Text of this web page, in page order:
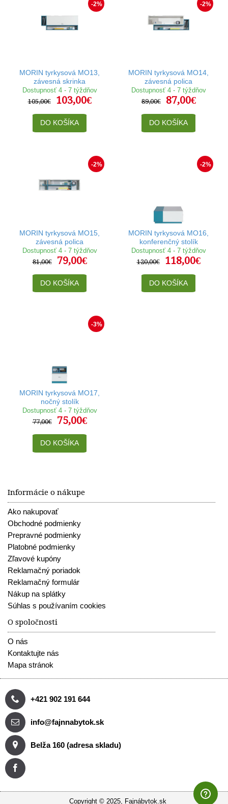
-2%
MORIN tyrkysová MO13,
závesná skrinka
Dostupnosť 4 - 7 týždňov
105,00€
103,00€
DO KOŠÍKA
-2%
MORIN tyrkysová MO14,
závesná polica
Dostupnosť 4 - 7 týždňov
89,00€
87,00€
DO KOŠÍKA
-2%
MORIN tyrkysová MO15,
závesná polica
Dostupnosť 4 - 7 týždňov
81,00€
79,00€
DO KOŠÍKA
-2%
MORIN tyrkysová MO16,
konferenčný stolík
Dostupnosť 4 - 7 týždňov
120,00€
118,00€
DO KOŠÍKA
-3%
MORIN tyrkysová MO17,
nočný stolík
Dostupnosť 4 - 7 týždňov
77,00€
75,00€
DO KOŠÍKA
Informácie o nákupe
Ako nakupovať
Obchodné podmienky
Prepravné podmienky
Platobné podmienky
Zľavové kupóny
Reklamačný poriadok
Reklamačný formulár
Nákup na splátky
Súhlas s používaním cookies
O spoločnosti
O nás
Kontaktujte nás
Mapa stránok
+421 902 191 644
info@fajnnabytok.sk
Belža 160 (adresa skladu)
Copyright © 2025, Fajnábytok.sk